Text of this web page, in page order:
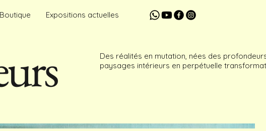
Boutique Expositions actuelles
Des réalités en mutation, nées des
paysages intérieurs en perpétuelle